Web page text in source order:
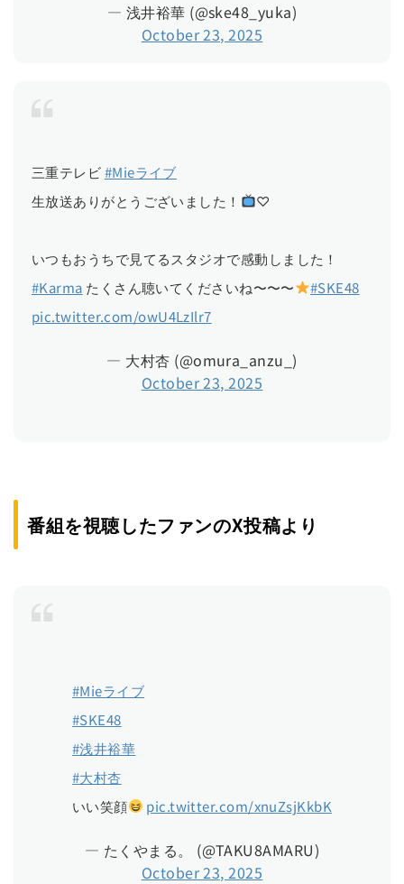
— 浅井裕華 (@ske48_yuka)
October 23, 2025
三重テレビ#Mieライブ
生放送ありがとうございました！
♡
いつもおうちで見てるスタジオで感動しました！
#Karma たくさん聴いてくださいね〜〜〜
#SKE48
pic.twitter.com/owU4LzIlr7
— 大村杏 (@omura_anzu_)
October 23, 2025
番組を視聴したファンのX投稿より
#Mieライブ
#SKE48
#浅井裕華
#大村杏
いい笑顔
pic.twitter.com/xnuZsjKkbK
— たくやまる。 (@TAKU8AMARU)
October 23, 2025